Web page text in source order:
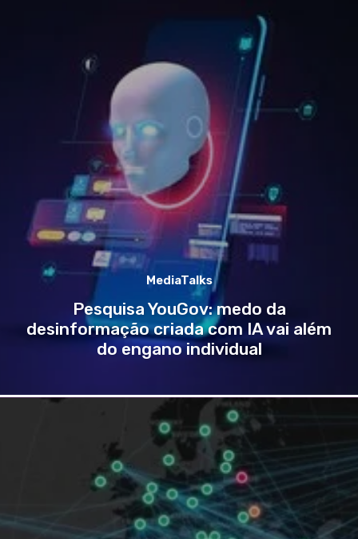
MediaTalks
Pesquisa YouGov: medo da
desinformação criada com IA vai além
do engano individual